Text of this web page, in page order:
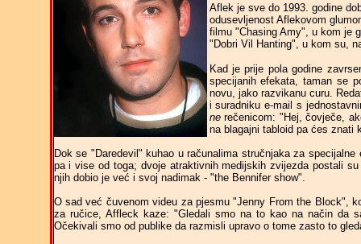
Aflek je sve do 1993. godine
odusevljenost Aflekovom
filmu "Chasing Amy", u kom je
"Dobri Vil Hanting", u kom su,
Kad je prije pola godine
specijanih efekata, taman se
novu, jako razvikanu curu.
i suradniku e-mail s
nerečenicom: "Hej, čovječe,
na blagajni tabloid pa ćes znati
Dok se "Daredevil" kuhao u računalima stručnjaka za
pa i vise od toga; dvoje atraktivnih medijskih zvijezda postali
njih dobio je već i svoj nadimak - "the Bennifer show".
O sad već čuvenom videu za pjesmu "Jenny From the Block",
za ručice, Affleck kaze: "Gledali smo na to kao na način da
Očekivali smo od publike da razmisli upravo o tome zasto to